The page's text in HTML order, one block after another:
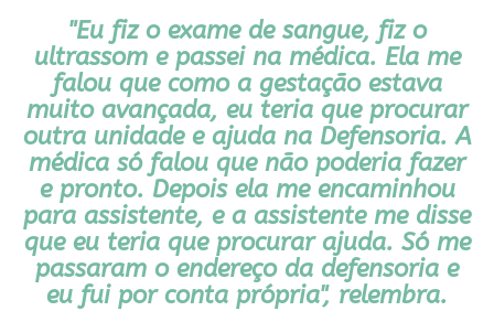
"Eu fiz o exame de sangue, fiz o
ultrassom e passei na médica. Ela me
falou que como a gestação estava
muito avançada, eu teria que procurar
outra unidade e ajuda na Defensoria. A
médica só falou que não poderia fazer
e pronto. Depois ela me encaminhou
para assistente, e a assistente me disse
que eu teria que procurar ajuda. Só me
passaram o endereço da defensoria e
eu fui por conta própria", relembra.